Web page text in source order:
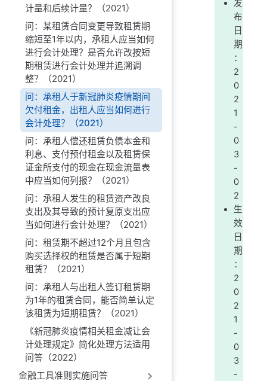
计量和后续计量？（2021）
问：某租赁合同变更导致租赁期
缩短至1年以内，承租人应当如何
进行会计处理？是否允许改按短
期租赁进行会计处理并追溯调
整？（2021）
问：承租人于新冠肺炎疫情期间
欠付租金，出租人应当如何进行
会计处理？（2021）
问：承租人偿还租赁负债本金和
利息、支付预付租金以及租赁保
证金所支付的现金在现金流量表
中应当如何列报？（2021）
问：承租人发生的租赁资产改良
支出及其导致的预计复原支出应
当如何进行会计处理？（2021）
问：租赁期不超过12个月且包含
购买选择权的租赁是否属于短期
租赁？（2021）
问：承租人与出租人签订租赁期
为1年的租赁合同，能否简单认定
该租赁为短期租赁？（2021）
《新冠肺炎疫情相关租金减让会
计处理规定》简化处理方法适用
问答（2022）
金融工具准则实施问答
发
布
日
期
：
2
0
2
1
-
0
3
-
0
2
生
效
日
期
：
2
0
2
1
-
0
3
-